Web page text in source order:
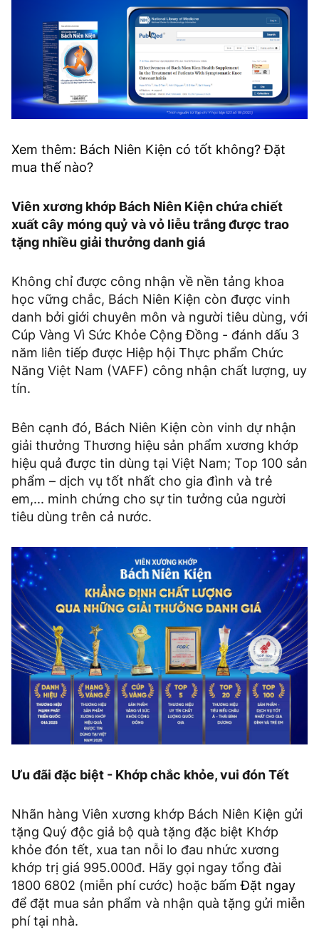
Xem thêm: Bách Niên Kiện có tốt không? Đặt
mua thế nào?
Viên xương khớp Bách Niên Kiện chứa chiết
xuất cây móng quỷ và vỏ liễu trắng được trao
tặng nhiều giải thưởng danh giá
Không chỉ được công nhận về nền tảng khoa
học vững chắc, Bách Niên Kiện còn được vinh
danh bởi giới chuyên môn và người tiêu dùng, với
Cúp Vàng Vì Sức Khỏe Cộng Đồng - đánh dấu 3
năm liên tiếp được Hiệp hội Thực phẩm Chức
Năng Việt Nam (VAFF) công nhận chất lượng, uy
tín.
Bên cạnh đó, Bách Niên Kiện còn vinh dự nhận
giải thưởng Thương hiệu sản phẩm xương khớp
hiệu quả được tin dùng tại Việt Nam; Top 100 sản
phẩm – dịch vụ tốt nhất cho gia đình và trẻ
em,... minh chứng cho sự tin tưởng của người
tiêu dùng trên cả nước.
Ưu đãi đặc biệt - Khớp chắc khỏe, vui đón Tết
Nhãn hàng Viên xương khớp Bách Niên Kiện gửi
tặng Quý độc giả bộ quà tặng đặc biệt Khớp
khỏe đón tết, xua tan nỗi lo đau nhức xương
khớp trị giá 995.000đ. Hãy gọi ngay tổng đài
1800 6802 (miễn phí cước) hoặc bấm Đặt ngay
để đặt mua sản phẩm và nhận quà tặng gửi miễn
phí tại nhà.